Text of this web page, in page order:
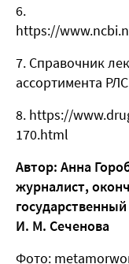
6.
https://
7. Справочник
ассортимента
8. https://
170.html
Автор: Анна
журналист,
И. М. Сеченова
Фото: